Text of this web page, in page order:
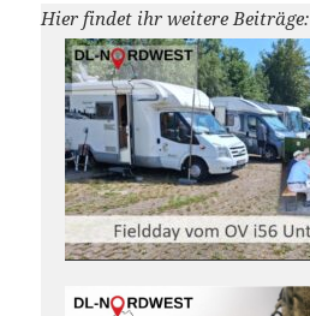
Hier findet ihr weitere Beiträge: